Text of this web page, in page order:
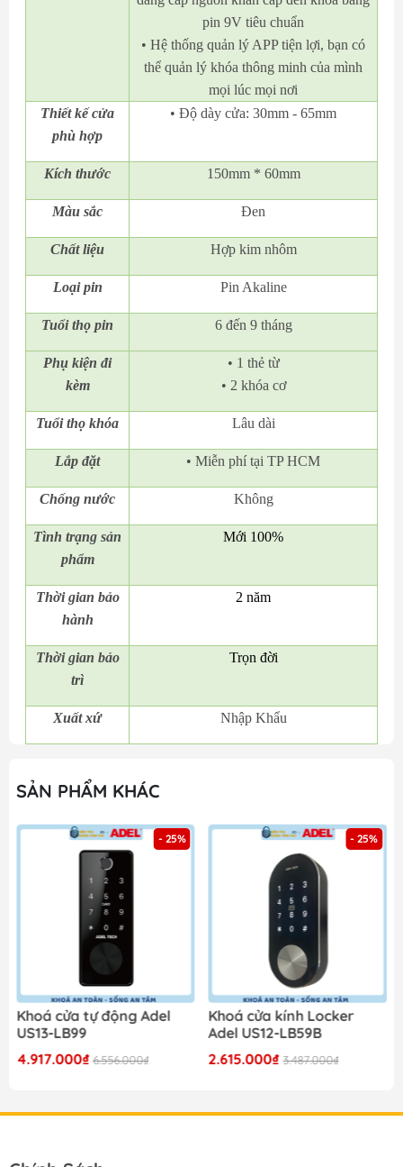
pin 9V tiêu chuẩn
• Hệ thống quản lý APP tiện lợi, bạn có
thể quản lý khóa thông minh của mình
mọi lúc mọi nơi
Thiết kế cửa
phù hợp
• Độ dày cửa: 30mm - 65mm
Kích thước 150mm * 60mm
Màu sắc Đen
Chất liệu Hợp kim nhôm
Loại pin Pin Akaline
Tuổi thọ pin 6 đến 9 tháng
Phụ kiện đi
kèm
• 1 thẻ từ
• 2 khóa cơ
Tuổi thọ khóa Lâu dài
Lắp đặt • Miễn phí tại TP HCM
Chống nước Không
Tình trạng sản
phẩm
Mới 100%
Thời gian bảo
hành
2 năm
Thời gian bảo
trì
Trọn đời
Xuất xứ Nhập Khẩu
SẢN PHẨM KHÁC
- 25%
Khoá cửa tự động Adel
US13-LB99
4.917.000₫ 6.556.000₫
- 25%
Khoá cửa kính Locker
Adel US12-LB59B
2.615.000₫ 3.487.000₫